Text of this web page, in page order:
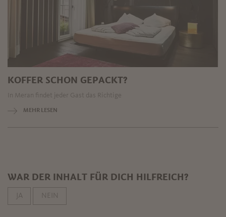
KOFFER SCHON GEPACKT?
In Meran findet jeder Gast das Richtige
MEHR LESEN
WAR DER INHALT FÜR DICH HILFREICH?
JA NEIN